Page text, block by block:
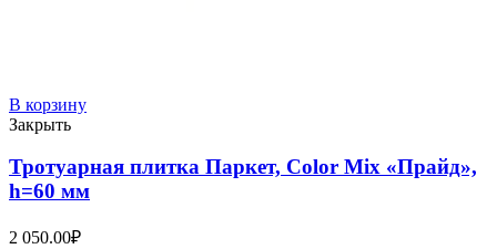
В корзину
Закрыть
Тротуарная плитка Паркет, Color Mix «Прайд»,
h=60 мм
2 050.00₽